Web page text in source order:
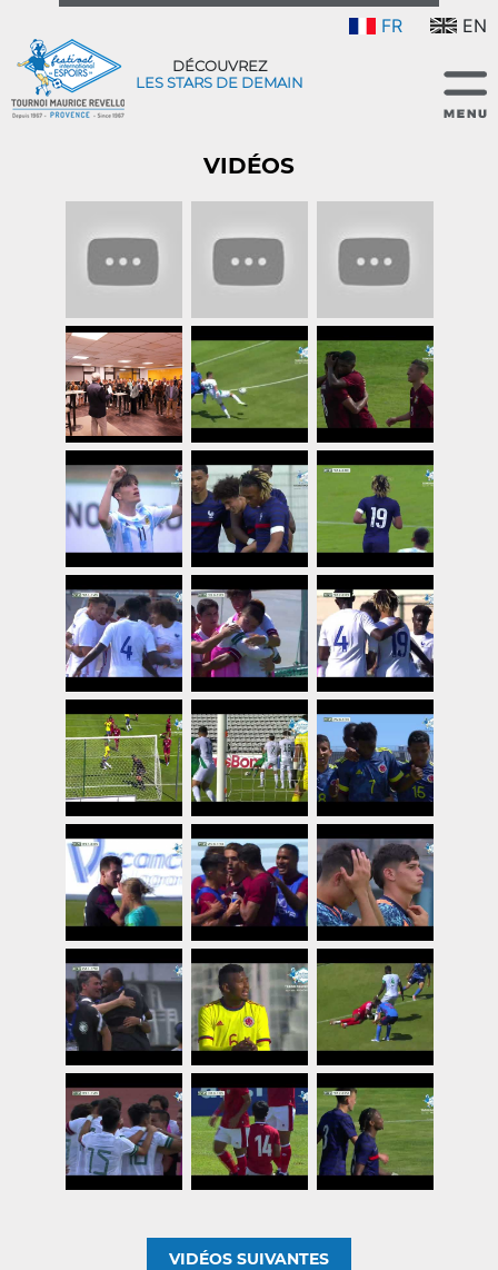
FR EN
DÉCOUVREZ
LES STARS DE DEMAIN
VIDÉOS
VIDÉOS SUIVANTES